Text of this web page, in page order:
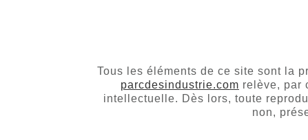
Tous les éléments de ce site sont la
parcdesindustrie.com relève, par
intellectuelle. Dès lors, toute
non,